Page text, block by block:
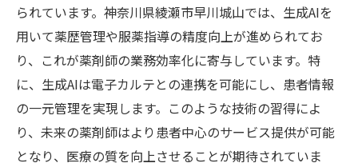
られています。神奈川県綾瀬市早川城山では、生成AIを
用いて薬歴管理や服薬指導の精度向上が進められてお
り、これが薬剤師の業務効率化に寄与しています。特
に、生成AIは電子カルテとの連携を可能にし、患者情報
の一元管理を実現します。このような技術の習得によ
り、未来の薬剤師はより患者中心のサービス提供が可能
となり、医療の質を向上させることが期待されていま